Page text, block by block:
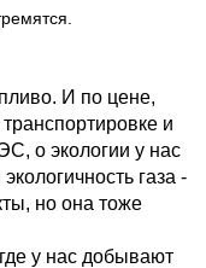
И по цене,
и
о экологии у нас
газа -
но она тоже
у нас добывают